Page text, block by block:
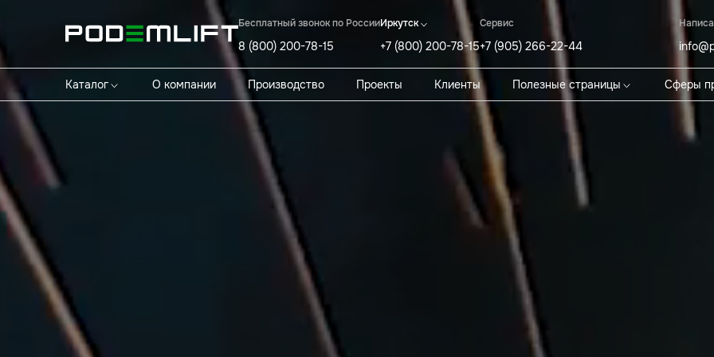
Бесплатный звонок по России
8 (800) 200-78-15
Иркутск
+7 (800) 200-78-15
Cервис
+7 (905) 266-22-44
Каталог О компании Производство Проекты Клиенты Полезные страницы Сферы